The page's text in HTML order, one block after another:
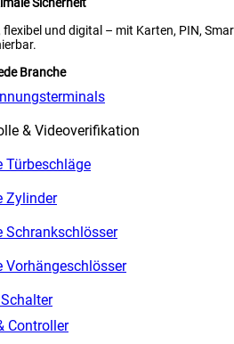
flexibel und digital – mit Karten, PIN,
Branche
& Videoverifikation
Türbeschläge
Zylinder
Schrankschlösser
Vorhängeschlösser
Controller